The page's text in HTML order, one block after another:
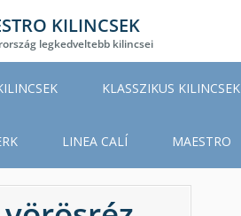
KILINCSEK
legkedveltebb kilincsei
KLASSZIKUS KILINCSEK
LINEA CALÍ MAESTRO